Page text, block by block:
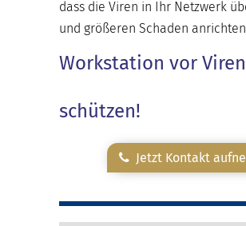
dass die Viren in Ihr Netzwerk
und größeren Schaden
Workstation vor Viren
schützen!
Jetzt Kontakt